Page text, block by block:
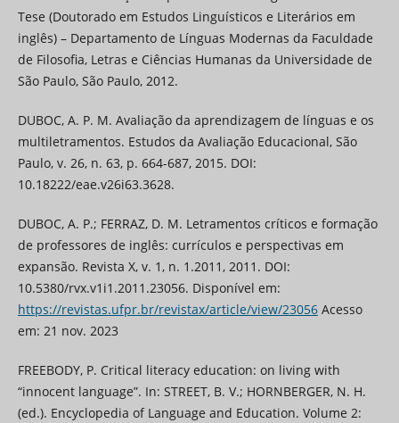
Tese (Doutorado em Estudos Linguísticos e Literários em
inglês) – Departamento de Línguas Modernas da Faculdade
de Filosofia, Letras e Ciências Humanas da Universidade de
São Paulo, São Paulo, 2012.
DUBOC, A. P. M. Avaliação da aprendizagem de línguas e os
multiletramentos. Estudos da Avaliação Educacional, São
Paulo, v. 26, n. 63, p. 664-687, 2015. DOI:
10.18222/eae.v26i63.3628.
DUBOC, A. P.; FERRAZ, D. M. Letramentos críticos e formação
de professores de inglês: currículos e perspectivas em
expansão. Revista X, v. 1, n. 1.2011, 2011. DOI:
10.5380/rvx.v1i1.2011.23056. Disponível em:
https://revistas.ufpr.br/revistax/article/view/23056Acesso
em: 21 nov. 2023
FREEBODY, P. Critical literacy education: on living with
“innocent language”. In: STREET, B. V.; HORNBERGER, N. H.
(ed.). Encyclopedia of Language and Education. Volume 2: